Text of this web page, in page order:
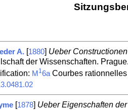
A. [1880] Ueber
der Wissenschaften.
M 16aCourbes
[1878] Ueber Eigenschaften